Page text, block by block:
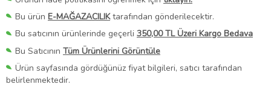
Bu ürün E-MAĞAZACILIKtarafından gönderilecektir.
Bu satıcının ürünlerinde geçerli 350,00 TL Üzeri Kargo Bedava
Bu Satıcının Tüm Ürünlerini Görüntüle
Ürün sayfasında gördüğünüz fiyat bilgileri, satıcı tarafından
belirlenmektedir.